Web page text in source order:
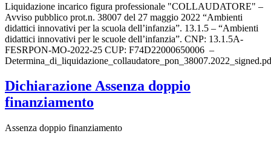
Liquidazione incarico figura professionale "COLLAUDATORE" –
Avviso pubblico prot.n. 38007 del 27 maggio 2022 “Ambienti
didattici innovativi per la scuola dell’infanzia”. 13.1.5 – “Ambienti
didattici innovativi per le scuole dell’infanzia”. CNP: 13.1.5A-
FESRPON-MO-2022-25 CUP: F74D22000650006 –
Dichiarazione Assenza doppio
finanziamento
Assenza doppio finanziamento